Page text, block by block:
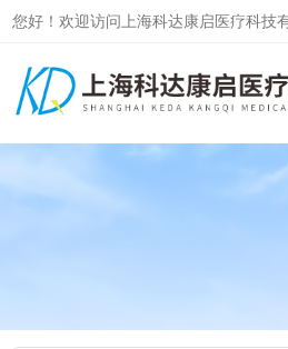
您好！欢迎访问上海科达康启医疗科技